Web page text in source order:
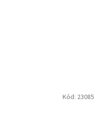
Kód: 23085